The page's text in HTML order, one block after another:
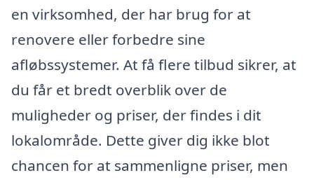
en virksomhed, der har brug for at
renovere eller forbedre sine
afløbssystemer. At få flere tilbud sikrer, at
du får et bredt overblik over de
muligheder og priser, der findes i dit
lokalområde. Dette giver dig ikke blot
chancen for at sammenligne priser, men